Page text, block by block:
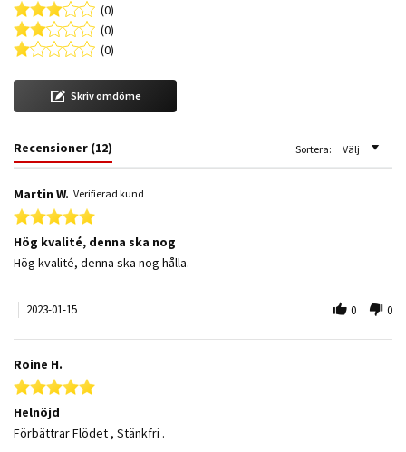
(0)
(0)
(0)
Skriv omdöme
Recensioner (12) Sortera: Välj
Martin W. Verifierad kund
5.0 star rating
Hög kvalité, denna ska nog
Review by Martin W. on 15 Jan 2023
review stating Hög kvalité, denna ska nog
Hög kvalité, denna ska nog hålla.
2023-01-15 0 0
Roine H.
5.0 star rating
Helnöjd
Review by Roine H. on 24 Jun 2022
review stating Helnöjd
Förbättrar Flödet , Stänkfri .